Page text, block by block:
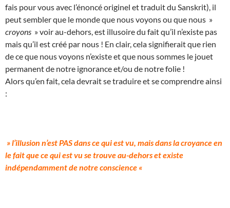
fais pour vous avec l’énoncé originel et traduit du Sanskrit), il
peut sembler que le monde que nous voyons ou que nous »
croyons » voir au-dehors, est illusoire du fait qu’il n’existe pas
mais qu’il est créé par nous ! En clair, cela signifierait que rien
de ce que nous voyons n’existe et que nous sommes le jouet
permanent de notre ignorance et/ou de notre folie !
Alors qu’en fait, cela devrait se traduire et se comprendre ainsi
:
» l’illusion n’est PAS dans ce qui est vu, mais dans la croyance en
le fait que ce qui est vu se trouve au-dehors et existe
indépendamment de notre conscience «